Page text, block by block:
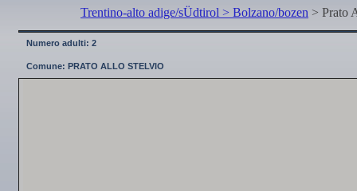
Numero adulti: 2
Comune: PRATO ALLO STELVIO
Trentino-alto adige/sÜdtirol > Bolzano/bozen > Prato